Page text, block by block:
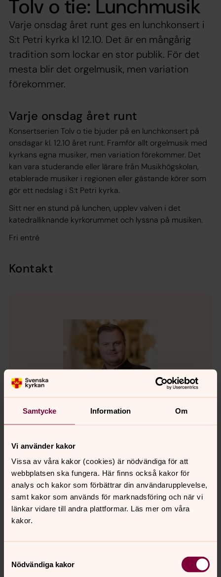
Samtycke Information Om
Vi använder kakor
Vissa av våra kakor (cookies) är nödvändiga för att
webbplatsen ska fungera. Här finns också kakor för
analys och kakor som förbättrar din användarupplevelse,
samt kakor som används för marknadsföring och när vi
länkar vidare till andra plattformar. Läs mer om våra
kakor.
Nödvändiga kakor
Tolv o tie: Lunchmusik
Varje onsdag året runt ges en lunchkonsert i
S:t Petri kyrka kl 12.10. Det är en mångårig
tradition som lockar en stor publik. För det
mesta blir det orgelmusik, men variation
förekommer.
Varje onsdag året runt
Konsertserien Tolv o tie bjuder på en lunchkonsert på
onsdagar kl. 12.10 året runt. Framför allt orgelmusik med
kyrkans egna musiker, men variation förekommer. Det
kan vara studerande eller lärare från Musikhögskolan,
etablerade musiker i regionen eller gästande körer som
gör ett nedslag i S:t Petri kyrka.
Sitt ner en stund på lunchen, upplev valven i det
katedralliknande kyrkorummet och lyssna på musiken.
Fri entré
Kontakt
Carl Adam Landström
Organist, S:t Petri kyrka, Svenska kyrkan Malmö
Direkt:040-27 90 57Mobil: 0706-56 22 67
E-post:carladam.landstrom@svenskakyrkan.se